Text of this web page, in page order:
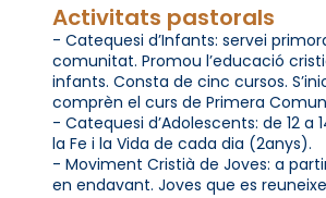
Activitats pastorals
- Catequesi d’Infants: servei
comunitat. Promou l’educació
infants. Consta de cinc cursos.
comprèn el curs de Primera
- Catequesi d’Adolescents: de 12 a
la Fe i la Vida de cada dia (2anys).
- Moviment Cristià de Joves: a
en endavant. Joves que es